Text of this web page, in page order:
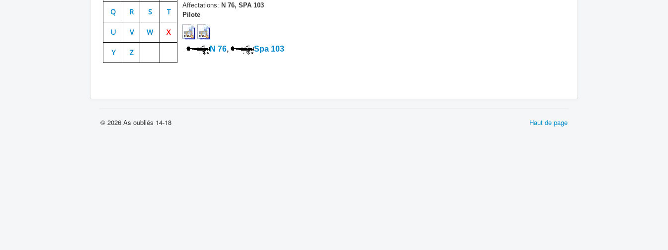
Q R S T
U V W X
Y Z
Affectations: N 76, SPA 103
Pilote
N 76, Spa 103
Haut de page
© 2026 As oubliés 14-18